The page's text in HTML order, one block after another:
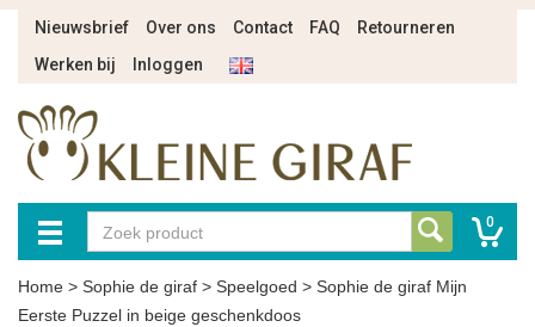
Nieuwsbrief Over ons Contact FAQ
Retourneren
Werken bij
Inloggen
0
Home > Sophie de giraf > Speelgoed > Sophie de giraf Mijn
Eerste Puzzel in beige geschenkdoos